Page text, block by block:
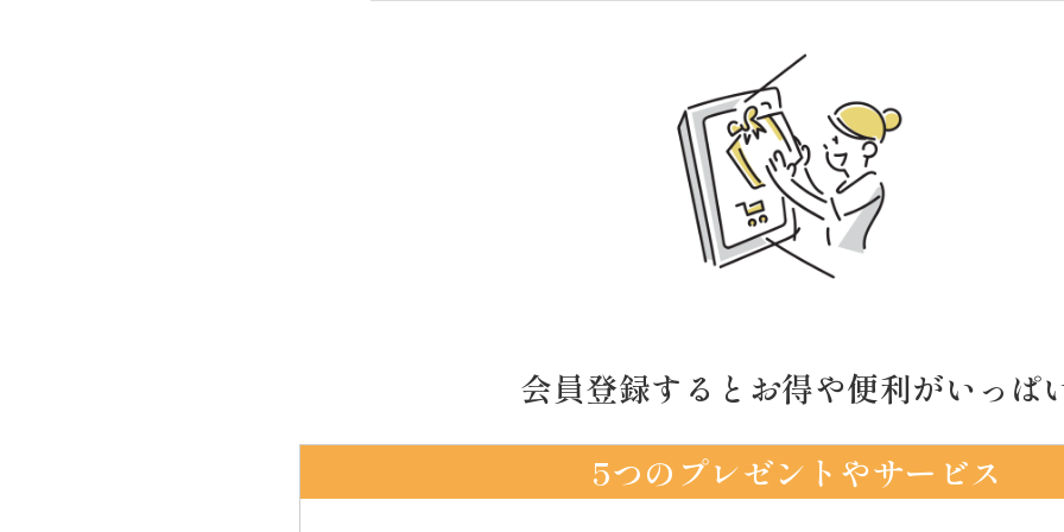
会員登録するとお得や便利がいっぱ
5つのプレゼントやサービス